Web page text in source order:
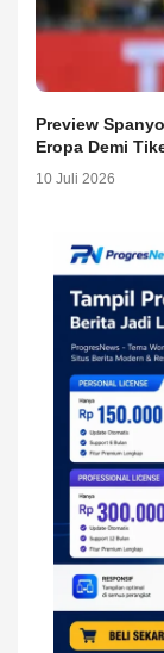
Preview
Eropa Demi
10 Juli 2026